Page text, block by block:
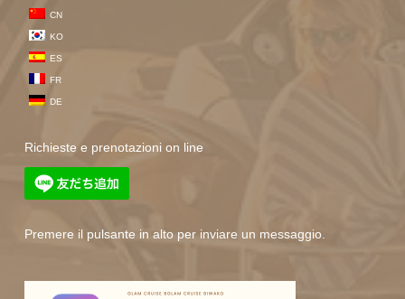
CN
KO
ES
FR
DE
Richieste e prenotazioni on line
Premere il pulsante in alto per inviare un messaggio.